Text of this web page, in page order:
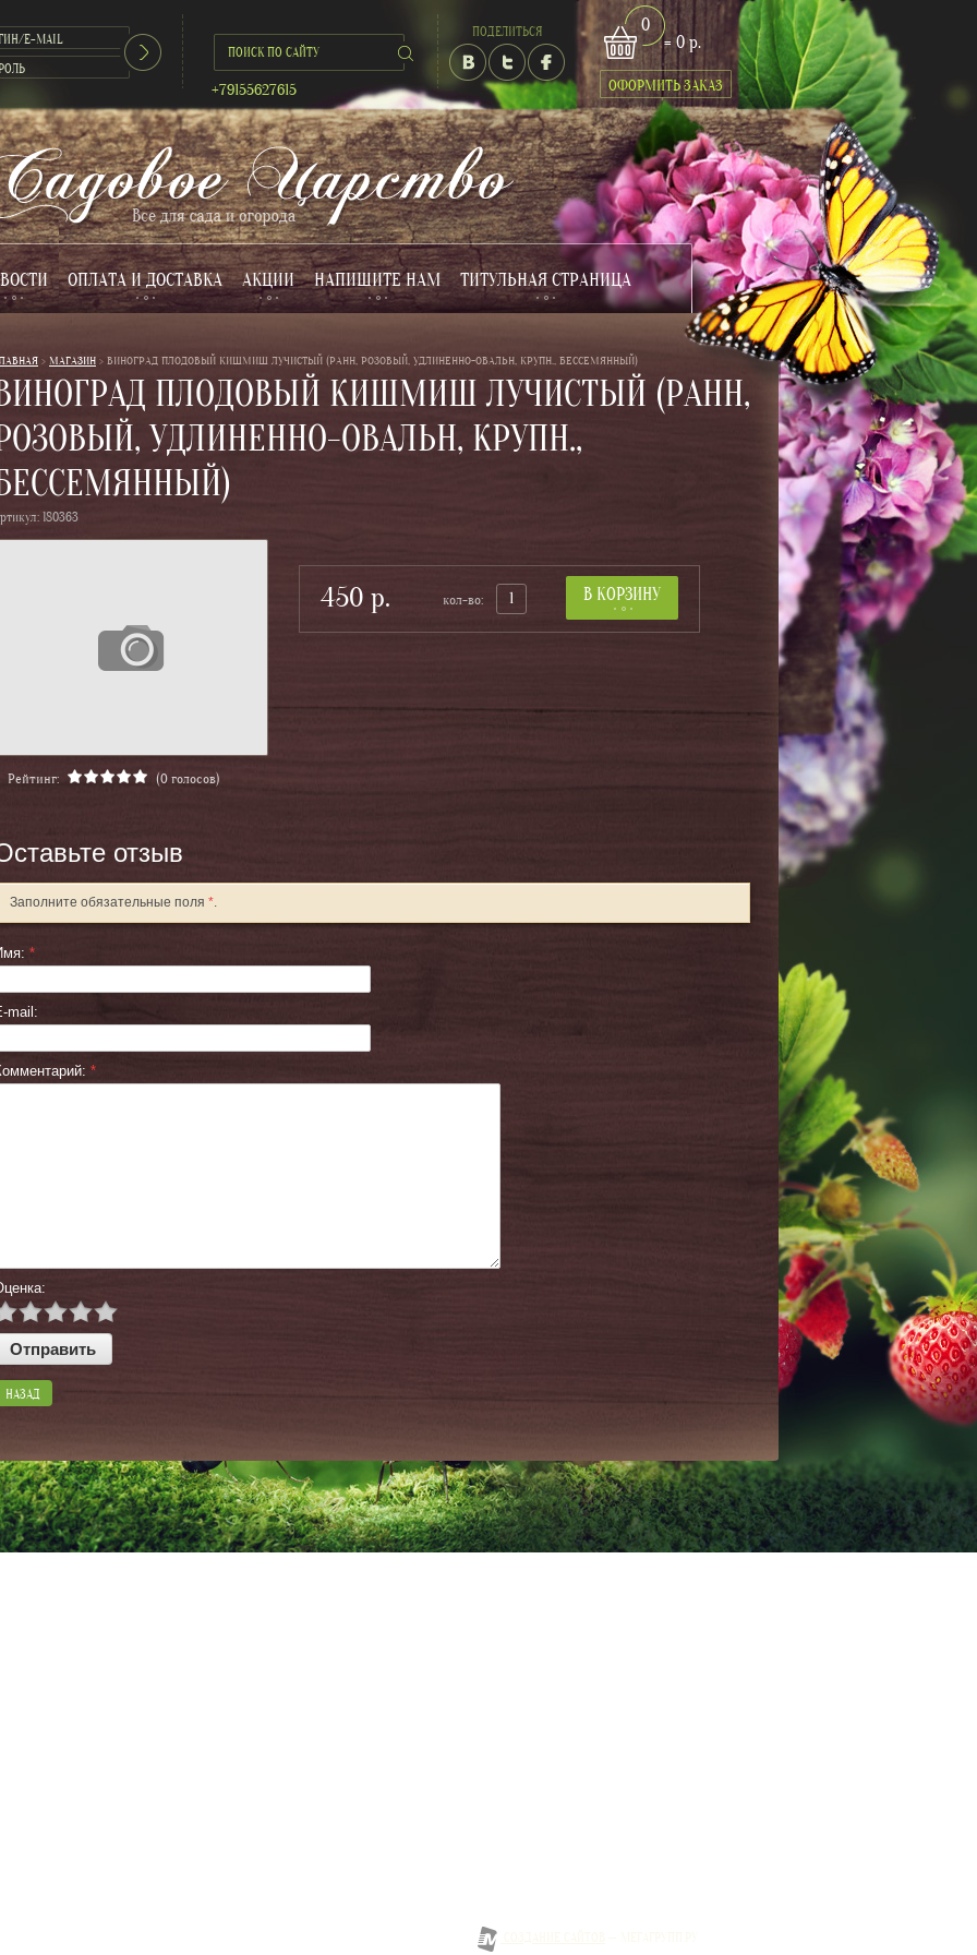
+79155627615
ОПЛАТА И ДОСТАВКА АКЦИИ НАПИШИТЕ НАМ ТИТУЛЬНАЯ СТРАНИЦА
ПОДЕЛИТЬСЯ
0
= 0 р.
ОФОРМИТЬ ЗАКАЗ
> МАГАЗИН > ВИНОГРАД ПЛОДОВЫЙ КИШМИШ ЛУЧИСТЫЙ (РАНН, РОЗОВЫЙ, УДЛИНЕННО-ОВАЛЬН, КРУПН., БЕССЕМЯННЫЙ)
ПЛОДОВЫЙ КИШМИШ ЛУЧИСТЫЙ (РАНН,
УДЛИНЕННО-ОВАЛЬН, КРУПН.,
180363
Рейтинг: (0 голосов)
450 р. В КОРЗИНУ
отзыв
Заполните обязательные поля *.
*
mail:
*
НАЗАД